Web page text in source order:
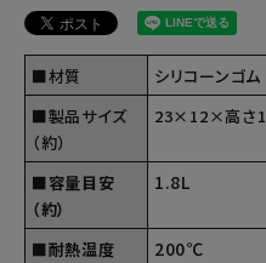
■材質
シリコーンゴム
■製品サイズ
（約）
23×12×高さ
■容量目安
（約）
1.8L
■耐熱温度
200℃